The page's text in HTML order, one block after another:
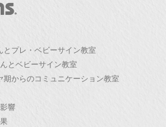
とプレ・ベビーサイン教室
とベビーサイン教室
期からのコミュニケーション教室
響